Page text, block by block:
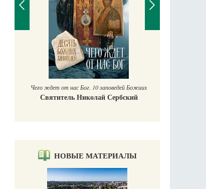
Чего ждет от нас Бог. 10 заповедей Божиих
Святитель Николай Сербский
НОВЫЕ МАТЕРИАЛЫ